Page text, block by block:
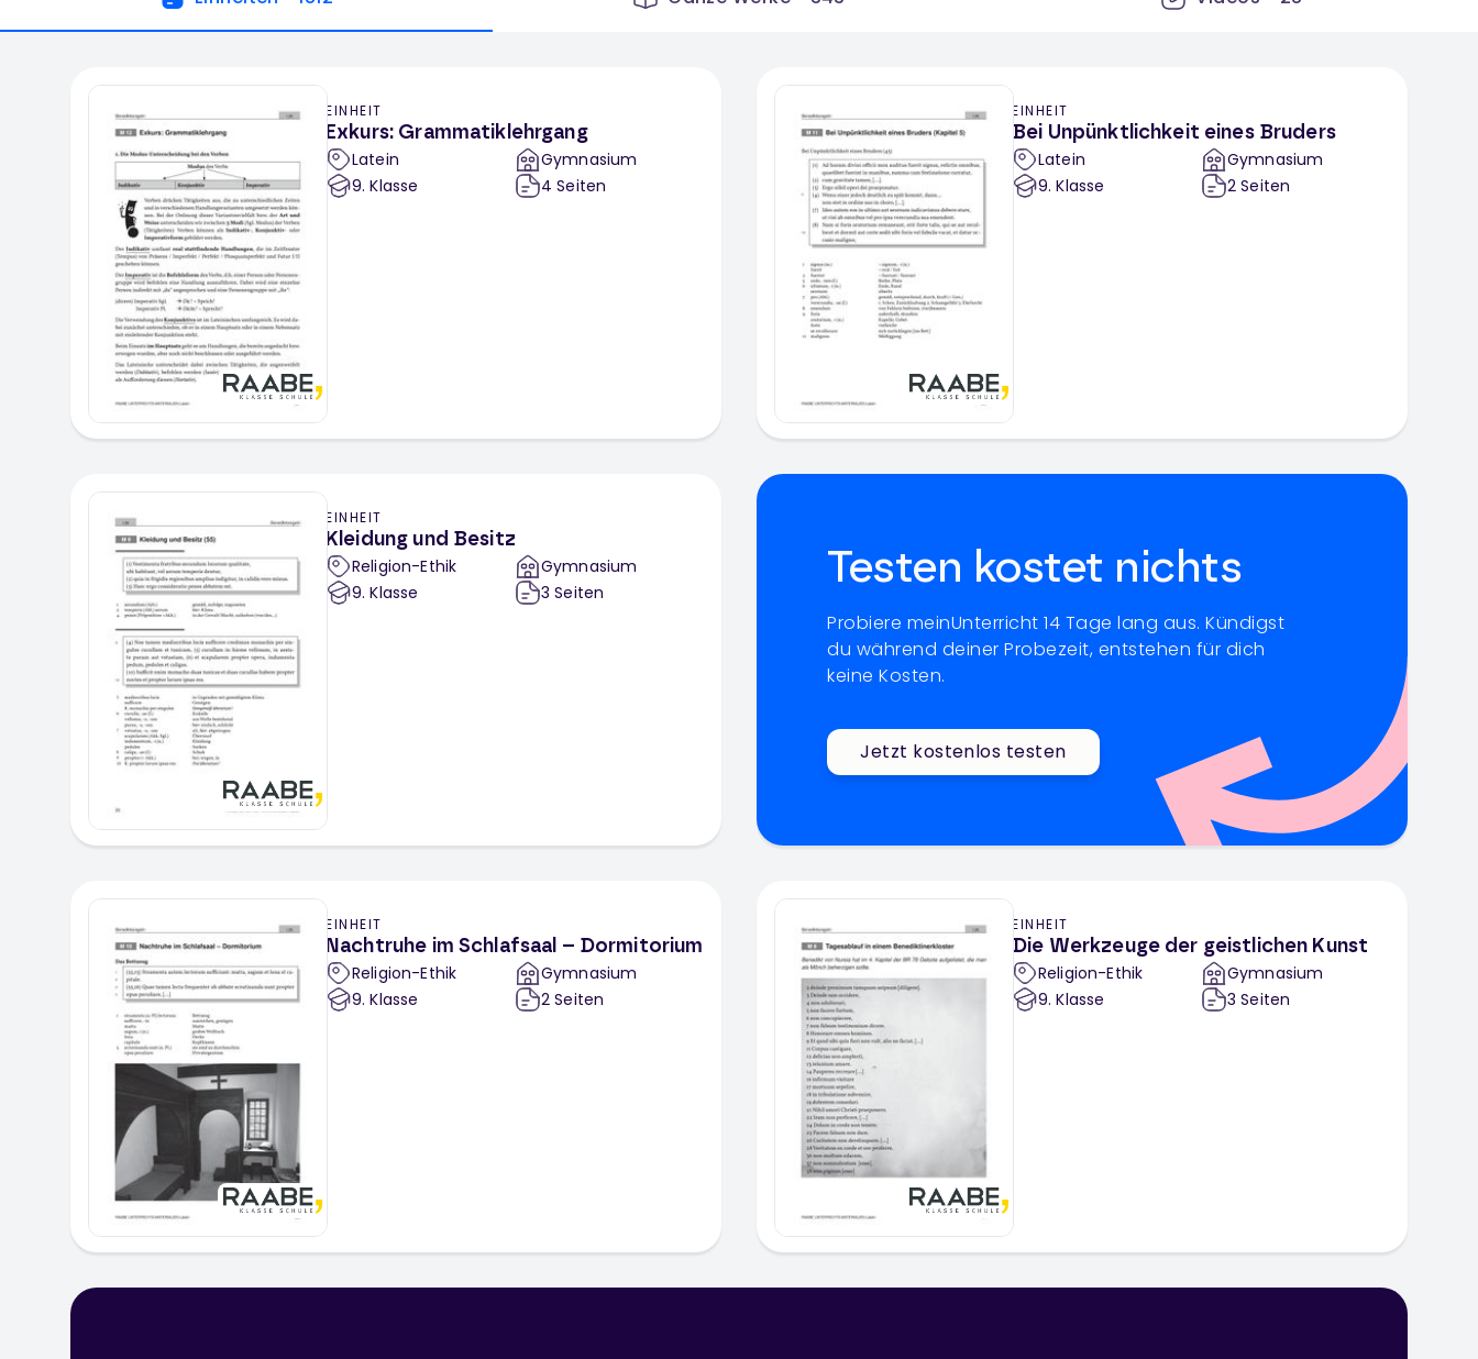
EINHEIT
Exkurs: Grammatiklehrgang
Latein
9. Klasse
Gymnasium
4 Seiten
EINHEIT
Bei Unpünktlichkeit eines Bruders
Latein
9. Klasse
Gymnasium
2 Seiten
EINHEIT
Kleidung und Besitz
Religion-Ethik
9. Klasse
Gymnasium
3 Seiten
Testen kostet nichts
Probiere meinUnterricht 14 Tage lang aus. Kündigst
du während deiner Probezeit, entstehen für dich
keine Kosten.
Jetzt kostenlos testen
EINHEIT
Nachtruhe im Schlafsaal – Dormitorium
Religion-Ethik
9. Klasse
Gymnasium
2 Seiten
EINHEIT
Die Werkzeuge der geistlichen Kunst
Religion-Ethik
9. Klasse
Gymnasium
3 Seiten